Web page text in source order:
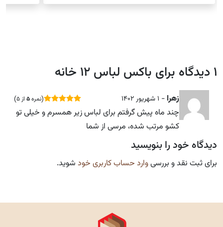
1 دیدگاه برای باکس لباس ۱۲ خانه
زهرا - 1 شهریور 1402 sssss
SSSSS
(نمره5 از 5 )
چند ماه پیش گرفتم برای لباس زیر همسرم و خیلی تو
کشو مرتب شده، مرسی از شما
دیدگاه خود را بنویسید
برای ثبت نقد و بررسیوارد حساب کاربری خود شوید.